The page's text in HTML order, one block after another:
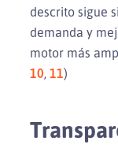
descrito sigue
demanda y
motor más
10, 11)